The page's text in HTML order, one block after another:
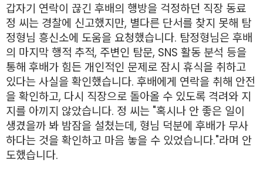
갑자기 연락이 끊긴 후배의 행방을 걱정하던 직장 동료
정 씨는 경찰에 신고했지만, 별다른 단서를 찾지 못해 탐
정형님 흥신소에 도움을 요청했습니다. 탐정형님은 후배
의 마지막 행적 추적, 주변인 탐문, SNS 활동 분석 등을
통해 후배가 힘든 개인적인 문제로 잠시 휴식을 취하고
있다는 사실을 확인했습니다. 후배에게 연락을 취해 안전
을 확인하고, 다시 직장으로 돌아올 수 있도록 격려와 지
지를 아끼지 않았습니다. 정 씨는 "혹시나 안 좋은 일이
생겼을까 봐 밤잠을 설쳤는데, 형님 덕분에 후배가 무사
하다는 것을 확인하고 마음 놓을 수 있었습니다."라며 안
도했습니다.